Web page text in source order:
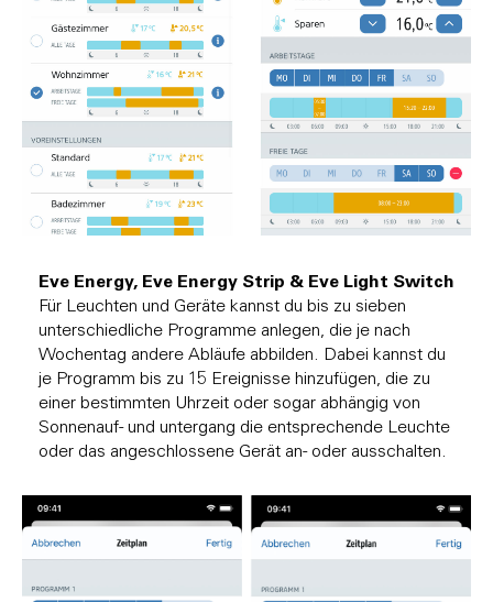
Eve Energy, Eve Energy Strip & Eve Light Switch
Für Leuchten und Geräte kannst du bis zu sieben
unterschiedliche Programme anlegen, die je nach
Wochentag andere Abläufe abbilden. Dabei kannst du
je Programm bis zu 15 Ereignisse hinzufügen, die zu
einer bestimmten Uhrzeit oder sogar abhängig von
Sonnenauf- und untergang die entsprechende Leuchte
oder das angeschlossene Gerät an- oder ausschalten.